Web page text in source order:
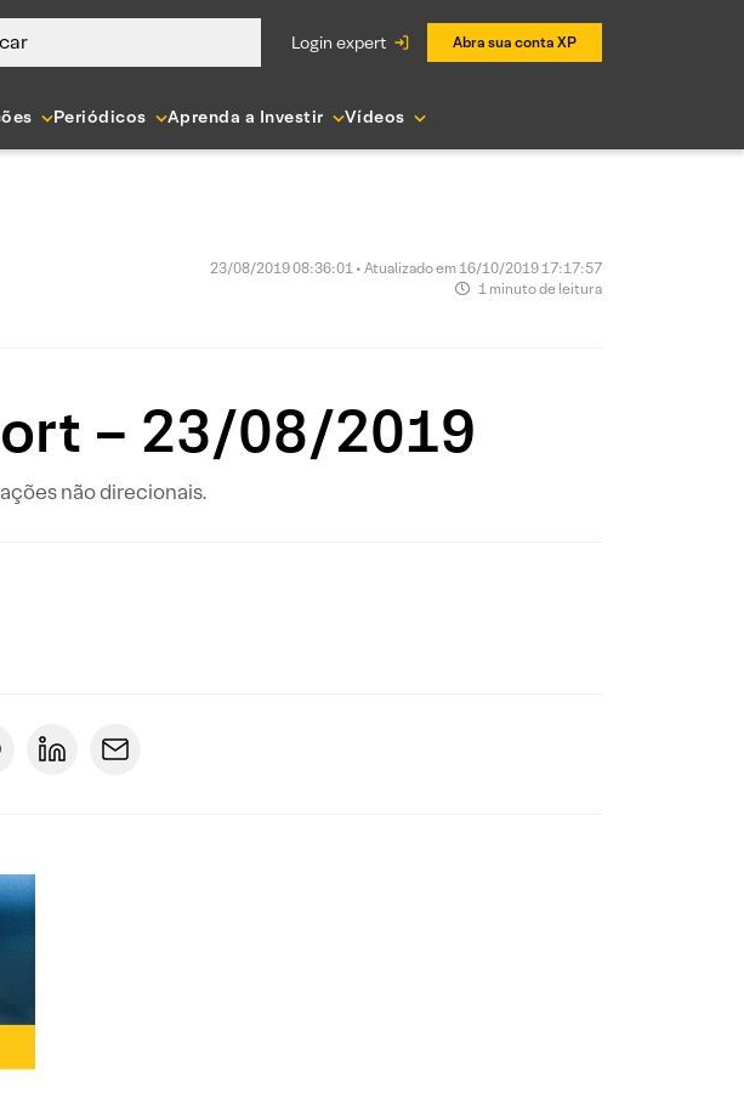
login expert Abra sua conta XP
Periódicos Aprenda a Investir Vídeos
23/08/2019 08:36:01 • Atualizado em 16/10/2019 17:17:57
1 minuto de leitura
– 23/08/2019
não direcionais.